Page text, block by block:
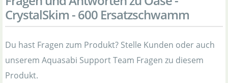
CrystalSkim - 600 Ersatzschwamm
Du hast Fragen zum Produkt? Stelle Kunden oder auch
unserem Aquasabi Support Team Fragen zu diesem
Produkt.